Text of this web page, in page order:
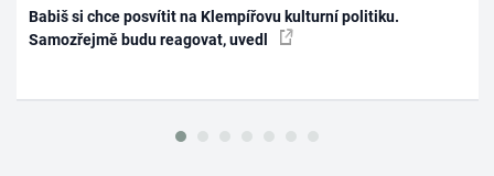
Babiš si chce posvítit na Klempířovu kulturní politiku.
Samozřejmě budu reagovat, uvedl